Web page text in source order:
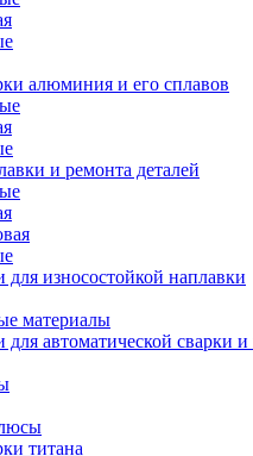
алюминия и его сплавов
и ремонта деталей
износостойкой наплавки
материалы
автоматической сварки и
титана